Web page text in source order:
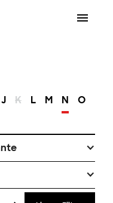
J K L M N O